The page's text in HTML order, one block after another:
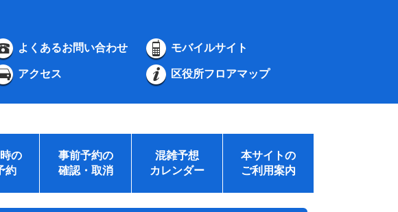
よくあるお問い合わせ モバイルサイト
アクセス 区役所フロアマップ
の
約
事前予約の
確認・取消
混雑予想
カレンダー
本サイトの
ご利用案内